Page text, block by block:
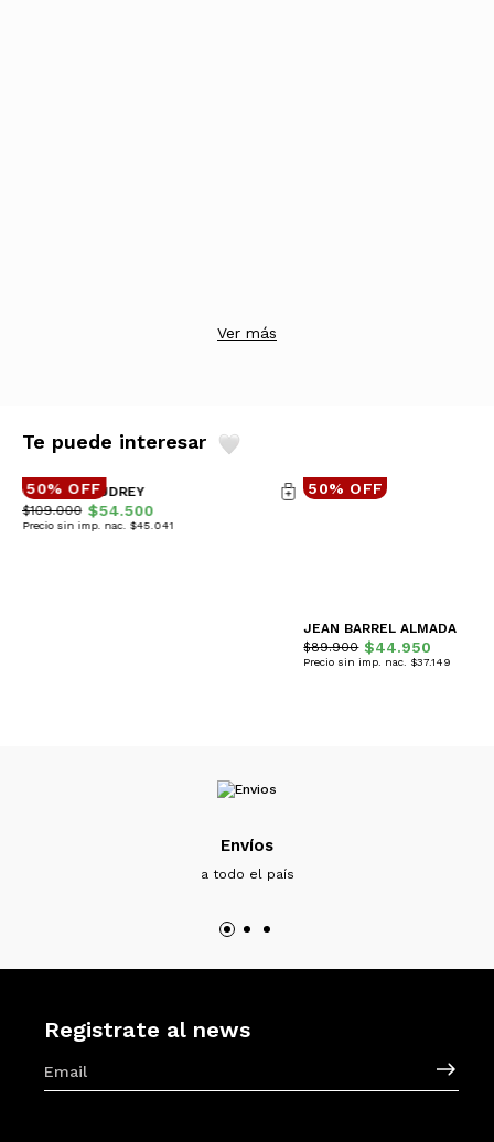
Ver más
Te puede interesar
50% OFF
CHALECO AUDREY
$109.000 $54.500
Precio sin imp. nac. $45.041
50% OFF
JEAN BARREL ALMADA
$89.900 $44.950
Precio sin imp. nac. $37.149
Envíos
a todo el país
Registrate al news